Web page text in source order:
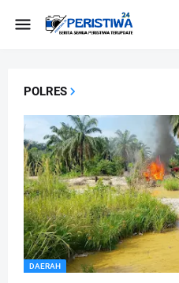
POLRES
DAERAH